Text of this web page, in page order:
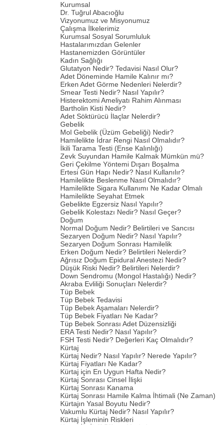
Kurumsal
Dr. Tuğrul Abacıoğlu
Vizyonumuz ve Misyonumuz
Çalışma İlkelerimiz
Kurumsal Sosyal Sorumluluk
Hastalarımızdan Gelenler
Hastanemizden Görüntüler
Kadın Sağlığı
Glutatyon Nedir? Tedavisi Nasıl Olur?
Adet Döneminde Hamile Kalınır mı?
Erken Adet Görme Nedenleri Nelerdir?
Smear Testi Nedir? Nasıl Yapılır?
Histerektomi Ameliyatı Rahim Alınması
Bartholin Kisti Nedir?
Adet Söktürücü İlaçlar Nelerdir?
Gebelik
Mol Gebelik (Üzüm Gebeliği) Nedir?
Hamilelikte İdrar Rengi Nasıl Olmalıdır?
İkili Tarama Testi (Ense Kalınlığı)
Zevk Suyundan Hamile Kalmak Mümkün mü?
Geri Çekilme Yöntemi Dışarı Boşalma
Ertesi Gün Hapı Nedir? Nasıl Kullanılır?
Hamilelikte Beslenme Nasıl Olmalıdır?
Hamilelikte Sigara Kullanımı Ne Kadar Olmalı
Hamilelikte Seyahat Etmek
Gebelikte Egzersiz Nasıl Yapılır?
Gebelik Kolestazı Nedir? Nasıl Geçer?
Doğum
Normal Doğum Nedir? Belirtileri ve Sancısı
Sezaryen Doğum Nedir? Nasıl Yapılır?
Sezaryen Doğum Sonrası Hamilelik
Erken Doğum Nedir? Belirtileri Nelerdir?
Ağrısız Doğum Epidural Anestezi Nedir?
Düşük Riski Nedir? Belirtileri Nelerdir?
Down Sendromu (Mongol Hastalığı) Nedir?
Akraba Evliliği Sonuçları Nelerdir?
Tüp Bebek
Tüp Bebek Tedavisi
Tüp Bebek Aşamaları Nelerdir?
Tüp Bebek Fiyatları Ne Kadar?
Tüp Bebek Sonrası Adet Düzensizliği
ERA Testi Nedir? Nasıl Yapılır?
FSH Testi Nedir? Değerleri Kaç Olmalıdır?
Kürtaj
Kürtaj Nedir? Nasıl Yapılır? Nerede Yapılır?
Kürtaj Fiyatları Ne Kadar?
Kürtaj için En Uygun Hafta Nedir?
Kürtaj Sonrası Cinsel İlişki
Kürtaj Sonrası Kanama
Kürtaj Sonrası Hamile Kalma İhtimali (Ne Zaman)
Kürtajın Yasal Boyutu Nedir?
Vakumlu Kürtaj Nedir? Nasıl Yapılır?
Kürtaj İşleminin Riskleri